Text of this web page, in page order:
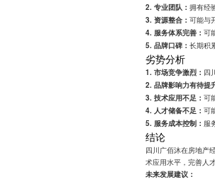
2. 专业团队：拥有经
3. 资源整合：可能与
4. 服务体系完善：可
5. 品牌口碑：长期积
劣势分析
1. 市场竞争激烈： 四
2. 品牌影响力有待提
3. 技术应用不足：可
4. 人才储备不足：可
5. 服务成本控制： 服
结论
四川广佰沐在房地产
术应用水平，完善人
未来发展建议：